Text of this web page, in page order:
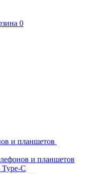
0
и планшетов
и планшетов
C